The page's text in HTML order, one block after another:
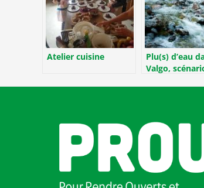
Atelier cuisine
Plu(s) d’eau
Valgo,